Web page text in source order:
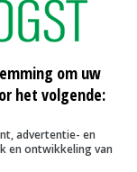
In
was een
de metingen.
waren vrije
om uw
het volgende:
advertentie- en
en ontwikkeling van